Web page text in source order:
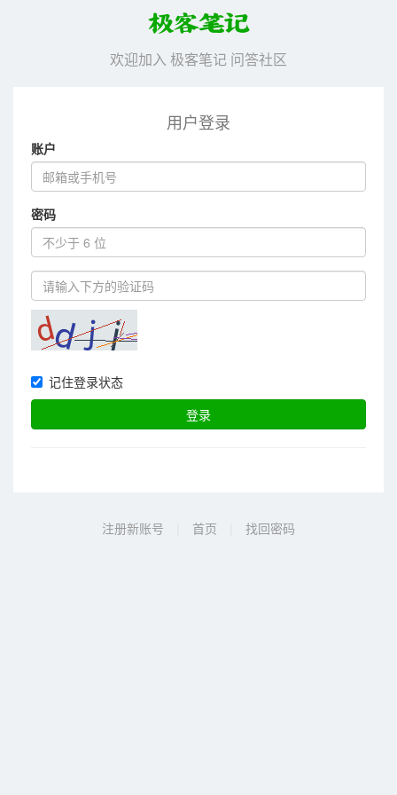
欢迎加入 极客笔记 问答社区
用户登录
账户
密码
记住登录状态
登录
注册新账号 首页 找回密码